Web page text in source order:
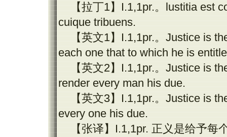
【拉丁1】 I.1,1pr.。 lustitia est
cuique tribuens.
【英文1】 I.1,1pr.。 Justice is
each one that to which he is
【英文2】 I.1,1pr.。 Justice is
render every man his due.
【英文3】 I.1,1pr.。 Justice is
every one his due.
【张译】 I.1,1pr. 正义是给予每